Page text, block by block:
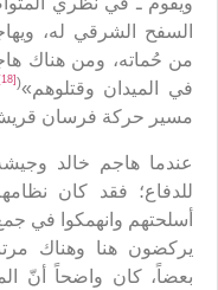
السفح الشرقي له،
من حُماته، ومن هناك
في الميدان وقتلوهم»(
[18]
مسير حركة فرسان
عندما هاجم خالد
للدفاع؛ فقد كان
أسلحتهم وانهمكوا في
يركضون هنا وهناك
بعضاً، كان واضحاً أنّ